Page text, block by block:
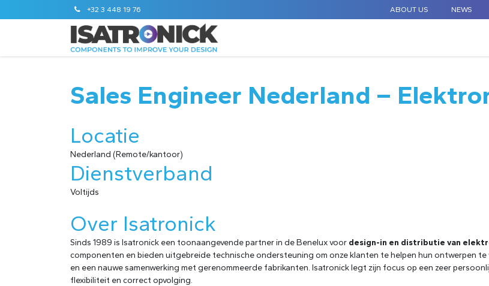
+32 3 448 19 76 ABOUT US NEWS
Sales Engineer Nederland –
Locatie
Nederland (Remote/kantoor)
Dienstverband
Voltijds
Over Isatronick
Sinds 1989 is Isatronick een toonaangevende partner in de Benelux voor design-in en distributie van
componenten en bieden uitgebreide technische ondersteuning om onze klanten te helpen hun ontwerpen
en een nauwe samenwerking met gerenommeerde fabrikanten. Isatronick legt zijn focus op een zeer
flexibiliteit en correct opvolging.